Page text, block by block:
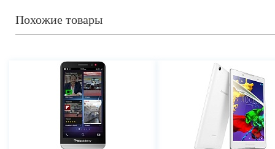
Похожие товары